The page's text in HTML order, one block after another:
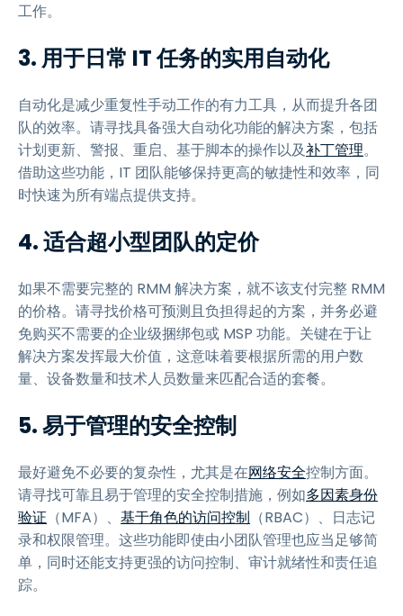
工作。
3. 用于日常 IT 任务的实用自动化
自动化是减少重复性手动工作的有力工具，从而提升各团
队的效率。请寻找具备强大自动化功能的解决方案，包括
计划更新、警报、重启、基于脚本的操作以及补丁管理。
借助这些功能，IT 团队能够保持更高的敏捷性和效率，同
时快速为所有端点提供支持。
4. 适合超小型团队的定价
如果不需要完整的 RMM 解决方案，就不该支付完整 RMM
的价格。请寻找价格可预测且负担得起的方案，并务必避
免购买不需要的企业级捆绑包或 MSP 功能。关键在于让
解决方案发挥最大价值，这意味着要根据所需的用户数
量、设备数量和技术人员数量来匹配合适的套餐。
5. 易于管理的安全控制
最好避免不必要的复杂性，尤其是在网络安全控制方面。
请寻找可靠且易于管理的安全控制措施，例如多因素身份
验证 （MFA）、 基于角色的访问控制 （RBAC）、日志记
录和权限管理。这些功能即使由小团队管理也应当足够简
单，同时还能支持更强的访问控制、审计就绪性和责任追
踪。